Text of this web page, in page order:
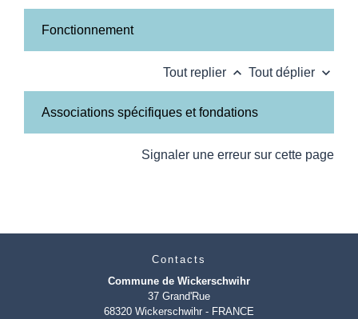
Fonctionnement
Tout replier keyboard_arrow_up Tout déplier keyboard_arrow_down
Associations spécifiques et fondations
Signaler une erreur sur cette page
Contacts
Commune de Wickerschwihr
37 Grand'Rue
68320 Wickerschwihr - FRANCE